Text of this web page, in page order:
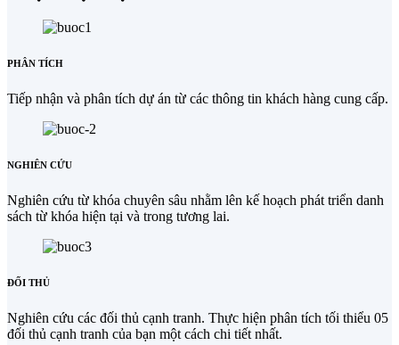
PHÂN TÍCH
Tiếp nhận và phân tích dự án từ các thông tin khách hàng cung cấp.
NGHIÊN CỨU
Nghiên cứu từ khóa chuyên sâu nhằm lên kế hoạch phát triển danh
sách từ khóa hiện tại và trong tương lai.
ĐỐI THỦ
Nghiên cứu các đối thủ cạnh tranh. Thực hiện phân tích tối thiểu 05
đối thủ cạnh tranh của bạn một cách chi tiết nhất.